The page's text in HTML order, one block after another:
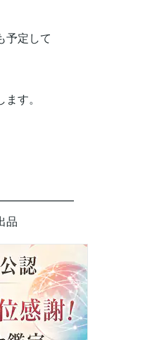
予定して
す。
品